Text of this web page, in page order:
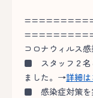
コロナウィルス
■ スタッフ２名
ました。→詳細は
■ 感染症対策を